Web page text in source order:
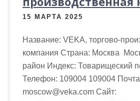
15 МАРТА 2025
Название: VEKA, торгово-
компания Страна: Москва
район Индекс: Товарищеский
Телефон: 109004 109004
moscow@veka.com Cайт: